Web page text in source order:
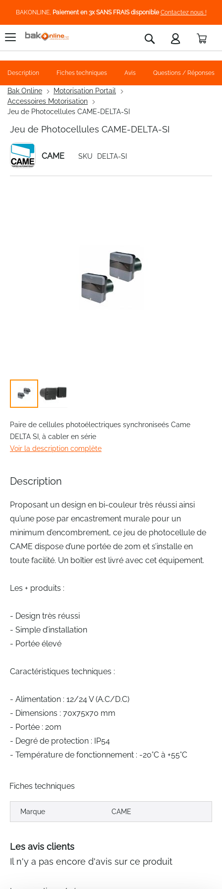
BAKONLINE, Paiement en 3x SANS FRAIS disponible Contactez nous !
Rechercher
Bak Online
Motorisation Portail
Accessoires Motorisation
Jeu de Photocellules CAME-DELTA-SI
Jeu de Photocellules CAME-DELTA-SI
CAME SKU DELTA-SI
to
the
beginning
of
gallery
Paire de cellules photoélectriques synchroniseés Came
DELTA SI, à cabler en série
Voir la description complète
Description Fiches techniques Avis Questions / Réponses
Description
Proposant un design en bi-couleur très réussi ainsi
qu’une pose par encastrement murale pour un
minimum d’encombrement, ce jeu de photocellule de
CAME dispose d’une portée de 20m et s’installe en
toute facilité. Un boîtier est livré avec cet équipement.
Les + produits :
- Design très réussi
- Simple d’installation
- Portée élevé
Caractéristiques techniques :
- Alimentation : 12/24 V (A.C/D.C)
- Dimensions : 70x75x70 mm
- Portée : 20m
- Degré de protection : IP54
- Température de fonctionnement : -20°C à +55°C
Fiches techniques
Marque CAME
Les avis clients
Il n'y a pas encore d'avis sur ce produit